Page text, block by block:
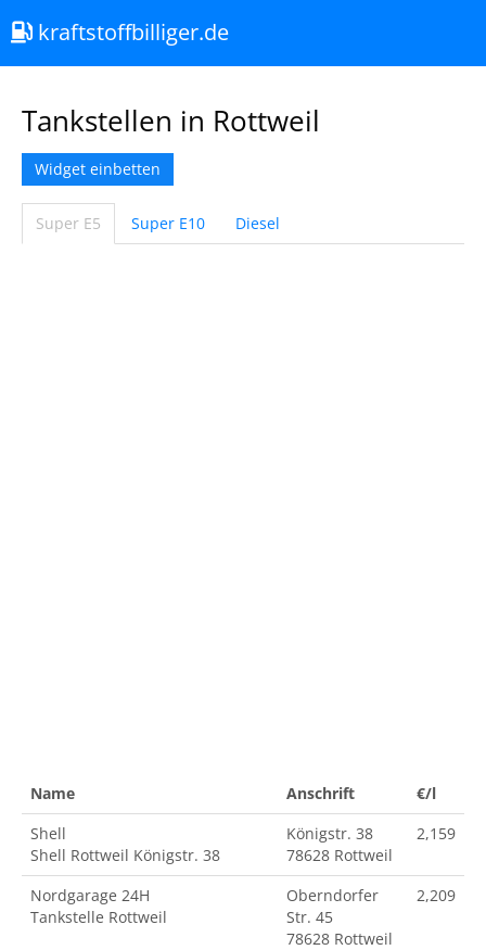
kraftstoffbilliger.de
Tankstellen in Rottweil
Widget einbetten
Super E5 Super E10 Diesel
Name Anschrift
€/l
Shell
Shell Rottweil Königstr. 38
Königstr. 38
78628 Rottweil
2,159
Nordgarage 24H
Tankstelle Rottweil
Oberndorfer
Str. 45
78628 Rottweil
2,209